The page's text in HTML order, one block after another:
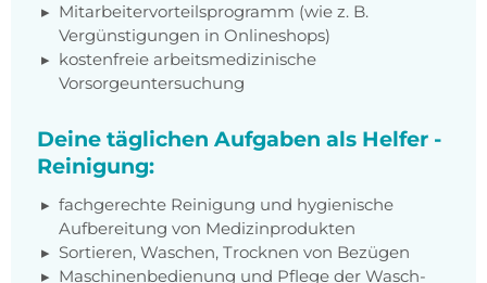
Mitarbeitervorteilsprogramm (wie z. B.
Vergünstigungen in Onlineshops)
kostenfreie arbeitsmedizinische
Vorsorgeuntersuchung
Deine täglichen Aufgaben als Helfer -
Reinigung:
fachgerechte Reinigung und hygienische
Aufbereitung von Medizinprodukten
Sortieren, Waschen, Trocknen von Bezügen
Maschinenbedienung und Pflege der Wasch-